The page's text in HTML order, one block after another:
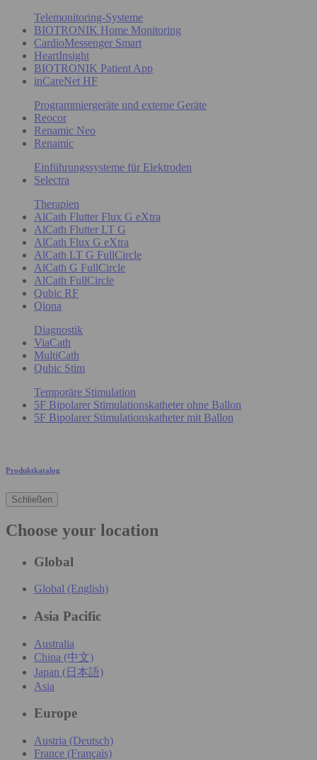
Telemonitoring-Systeme
BIOTRONIK Home Monitoring
CardioMessenger Smart
HeartInsight
BIOTRONIK Patient App
inCareNet HF
Programmiergeräte und externe Geräte
Reocor
Renamic Neo
Renamic
Einführungssysteme für Elektroden
Selectra
Therapien
AlCath Flutter Flux G eXtra
AlCath Flutter LT G
AlCath Flux G eXtra
AlCath LT G FullCircle
AlCath G FullCircle
AlCath FullCircle
Qubic RF
Qiona
Diagnostik
ViaCath
MultiCath
Qubic Stim
Temporäre Stimulation
5F Bipolarer Stimulationskatheter ohne Ballon
5F Bipolarer Stimulationskatheter mit Ballon
Produktkatalog
Schließen
Choose your location
Global
Global (English)
Asia Pacific
Australia
China (中文)
Japan (日本語)
Asia
Europe
Austria (Deutsch)
France (Français)